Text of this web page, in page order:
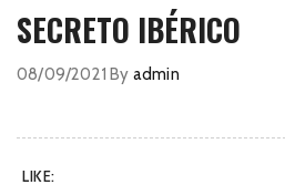
SECRETO IBÉRICO
08/09/2021 By admin
LIKE: